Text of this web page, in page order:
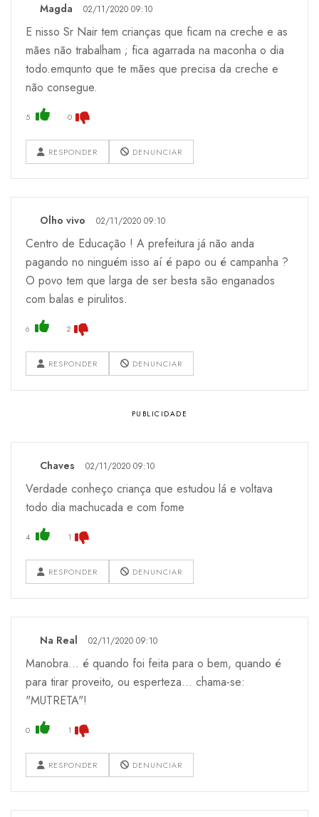
Magda 02/11/2020 09:10
E nisso Sr Nair tem crianças que ficam na creche e as
mães não trabalham ; fica agarrada na maconha o dia
todo.emqunto que te mães que precisa da creche e
não consegue.
5 0
RESPONDER DENUNCIAR
Olho vivo 02/11/2020 09:10
Centro de Educação ! A prefeitura já não anda
pagando no ninguém isso aí é papo ou é campanha ?
O povo tem que larga de ser besta são enganados
com balas e pirulitos.
6 2
RESPONDER DENUNCIAR
Chaves 02/11/2020 09:10
Verdade conheço criança que estudou lá e voltava
todo dia machucada e com fome
4 1
RESPONDER DENUNCIAR
Na Real 02/11/2020 09:10
Manobra... é quando foi feita para o bem, quando é
para tirar proveito, ou esperteza... chama-se:
"MUTRETA"!
0 1
RESPONDER DENUNCIAR